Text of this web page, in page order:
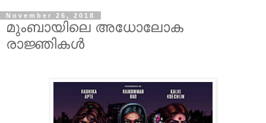
November 26, 2018
മുംബായിലെ അധോലോക
രാജ്ഞികള്‍